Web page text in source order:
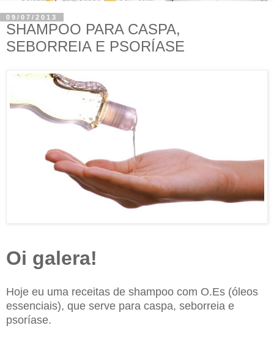
09/07/2013
SHAMPOO PARA CASPA,
SEBORREIA E PSORÍASE
Oi galera!
Hoje eu uma receitas de shampoo com O.Es (óleos
essenciais), que serve para caspa, seborreia e
psoríase.